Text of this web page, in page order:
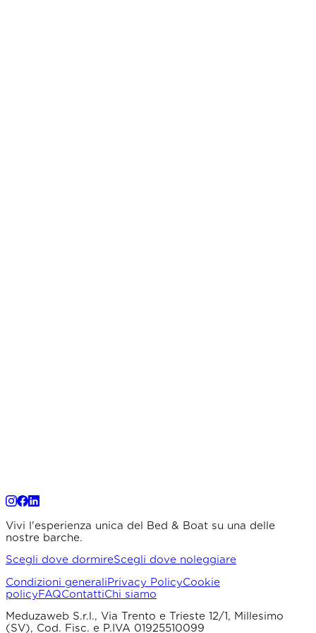
Vivi l'esperienza unica del Bed & Boat su una delle
nostre barche.
Scegli dove dormireScegli dove noleggiare
Condizioni generaliPrivacy PolicyCookie
policyFAQContattiChi siamo
Meduzaweb S.r.l., Via Trento e Trieste 12/1, Millesimo
(SV), Cod. Fisc. e P.IVA 01925510099